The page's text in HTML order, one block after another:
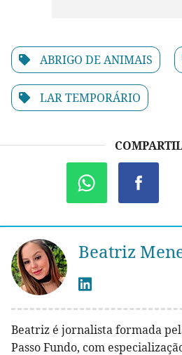
ABRIGO DE ANIMAIS
LAR TEMPORÁRIO
Beatriz
Beatriz é jornalista formada
Passo Fundo, com